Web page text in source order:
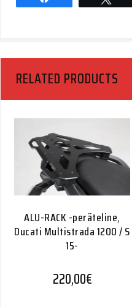
RELATED PRODUCTS
ALU-RACK -peräteline,
Ducati Multistrada 1200 / S
15-
220,00€